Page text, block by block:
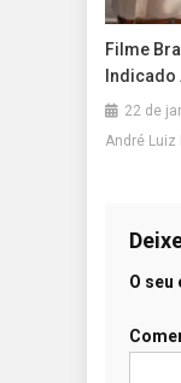
Filme
Indicado
22 de
André Luiz
O